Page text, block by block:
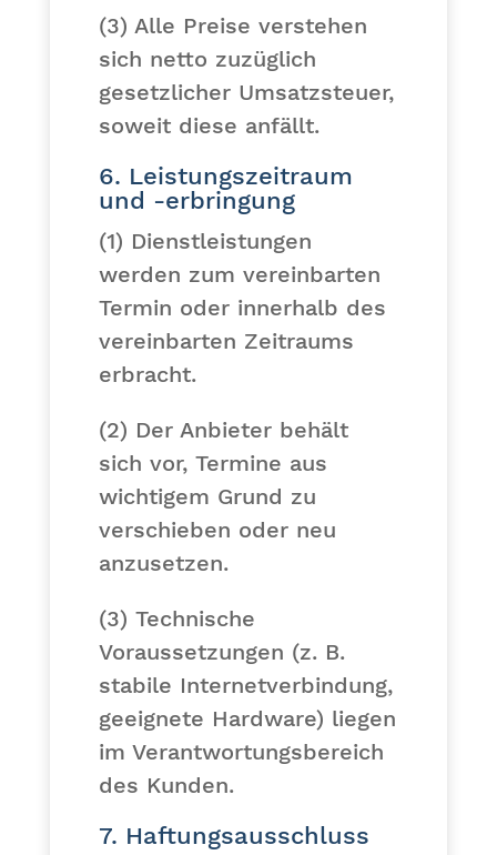
(3) Alle Preise verstehen
sich netto zuzüglich
gesetzlicher Umsatzsteuer,
soweit diese anfällt.
6. Leistungszeitraum
und -erbringung
(1) Dienstleistungen
werden zum vereinbarten
Termin oder innerhalb des
vereinbarten Zeitraums
erbracht.
(2) Der Anbieter behält
sich vor, Termine aus
wichtigem Grund zu
verschieben oder neu
anzusetzen.
(3) Technische
Voraussetzungen (z. B.
stabile Internetverbindung,
geeignete Hardware) liegen
im Verantwortungsbereich
des Kunden.
7. Haftungsausschluss